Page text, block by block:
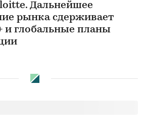
Дальнейшее
рынка сдерживает
и глобальные планы